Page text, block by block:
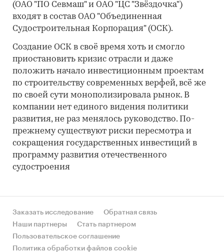
(ОАО "ПО Севмаш" и ОАО "ЦС "Звёздочка")
входят в состав ОАО "Объединенная
Судостроительная Корпорация" (ОСК).
Создание ОСК в своё время хоть и смогло
приостановить кризис отрасли и даже
положить начало инвестиционным проектам
по строительству современных верфей, всё же
по своей сути монополизировала рынок. В
компании нет единого видения политики
развития, не раз менялось руководство. По-
прежнему существуют риски пересмотра и
сокращения государственных инвестиций в
программу развития отечественного
судостроения
Заказать исследование
Обратная связь
Наши партнеры
Стать партнером
Пользовательское соглашение
Политика обработки файлов cookie